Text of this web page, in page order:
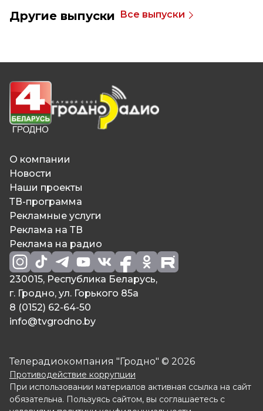
40 домов
пунктов по всей Беларуси
поступило в милицию за
Другие выпуски Все выпуски
О компании
Новости
Наши проекты
ТВ-программа
Рекламные услуги
Реклама на ТВ
Реклама на радио
230015, Республика Беларусь,
г. Гродно, ул. Горького 85а
8 (0152) 62-64-50
info@tvgrodno.by
Телерадиокомпания "Гродно" © 2026
Противодействие коррупции
При использовании материалов активная ссылка на сайт
обязательна. Пользуясь сайтом, вы соглашаетесь с